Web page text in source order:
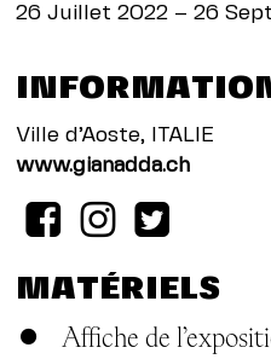
26 Juillet 2022 – 26
Ville d’Aoste, ITALIE
www.gianadda.ch
MATÉRIELS
Affiche de